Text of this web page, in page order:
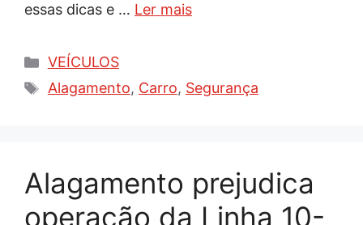
essas dicas e … Ler mais
Categorias
VEÍCULOS
Tags
Alagamento, Carro, Segurança
Alagamento prejudica
operação da Linha 10-